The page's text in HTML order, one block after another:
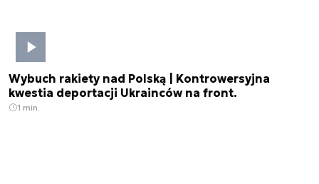
Wybuch rakiety nad Polską | Kontrowersyjna
kwestia deportacji Ukrainców na front.
1 min.